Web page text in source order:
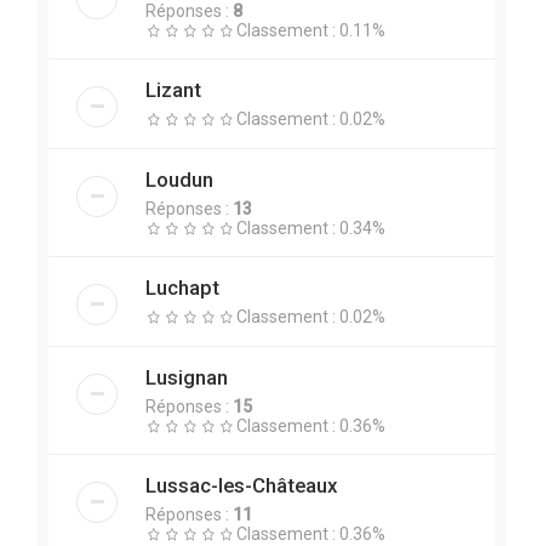
Réponses : 8
Classement : 0.11%
Lizant
Classement : 0.02%
Loudun
Réponses : 13
Classement : 0.34%
Luchapt
Classement : 0.02%
Lusignan
Réponses : 15
Classement : 0.36%
Lussac-les-Châteaux
Réponses : 11
Classement : 0.36%